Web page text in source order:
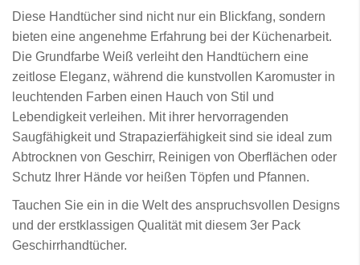
Diese Handtücher sind nicht nur ein Blickfang, sondern
bieten eine angenehme Erfahrung bei der Küchenarbeit.
Die Grundfarbe Weiß verleiht den Handtüchern eine
zeitlose Eleganz, während die kunstvollen Karomuster in
leuchtenden Farben einen Hauch von Stil und
Lebendigkeit verleihen. Mit ihrer hervorragenden
Saugfähigkeit und Strapazierfähigkeit sind sie ideal zum
Abtrocknen von Geschirr, Reinigen von Oberflächen oder
Schutz Ihrer Hände vor heißen Töpfen und Pfannen.
Tauchen Sie ein in die Welt des anspruchsvollen Designs
und der erstklassigen Qualität mit diesem 3er Pack
Geschirrhandtücher.